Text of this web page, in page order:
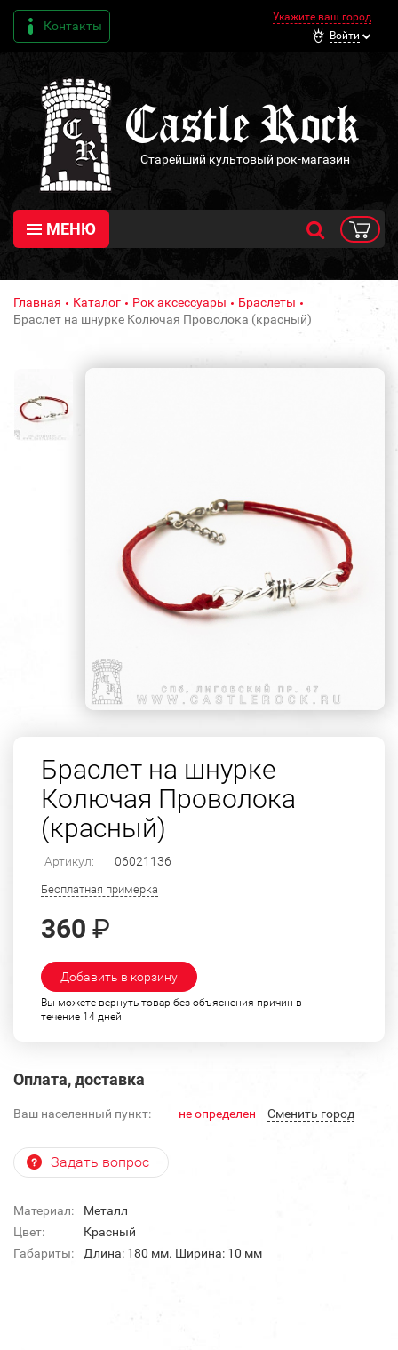
Контакты
Укажите ваш город
Войти
Старейший культовый рок-магазин
МЕНЮ
Главная Каталог Рок аксессуары
Браслеты
Браслет на шнурке Колючая Проволока (красный)
Браслет на шнурке
Колючая Проволока
(красный)
Артикул: 06021136
Бесплатная примерка
360 ₽
Добавить в корзину
Вы можете вернуть товар без объяснения причин в
течение 14 дней
Оплата, доставка
Ваш населенный пункт: не определен Cменить город
Задать вопрос
Материал:
Металл
Цвет:
Красный
Габариты:
Длина: 180 мм. Ширина: 10 мм